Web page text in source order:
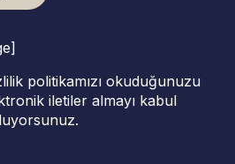
politikamızı okuduğunuzu
iletiler almayı kabul